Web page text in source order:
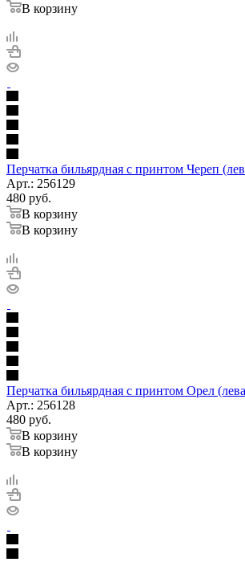
В корзину
Перчатка бильярдная с принтом Череп
Арт.: 256129
480 руб.
В корзину
В корзину
Перчатка бильярдная с принтом Орел
Арт.: 256128
480 руб.
В корзину
В корзину